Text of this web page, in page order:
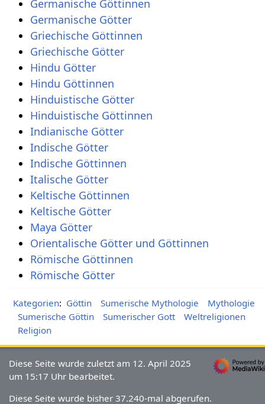
Germanische Göttinnen
Germanische Götter
Griechische Göttinnen
Griechische Götter
Hindu Götter
Hindu Göttinnen
Hinduistische Götter
Hinduistische Göttinnen
Indianische Götter
Indische Götter
Indische Göttinnen
Italische Götter
Keltische Göttinnen
Keltische Götter
Maya Götter
Orientalische Götter und Göttinnen
Römische Göttinnen
Römische Götter
Kategorien: Göttin Sumerische Mythologie
Mythologie
Sumerische Göttin
Sumerischer Gott
Weltreligionen
Religion
Diese Seite wurde zuletzt am 12. April 2025
um 15:17 Uhr bearbeitet.
Diese Seite wurde bisher 37.240-mal abgerufen.